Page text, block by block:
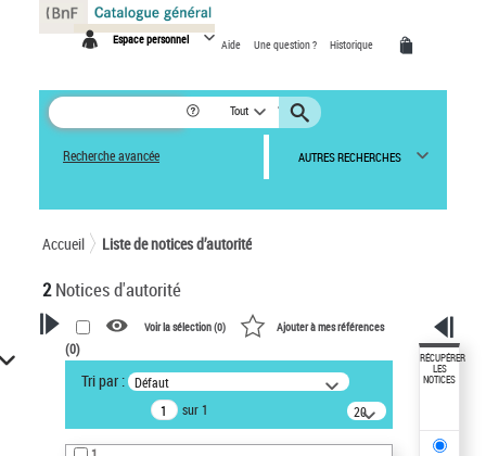
Espace personnel Aide Une question ? Historique
Tout
Recherche avancée AUTRES RECHERCHES
Accueil Liste de notices d’autorité
2Notices d'autorité
VOTRE RECHERCHE
Recherche avancée dans les
notices d’autorité
Œuvres liées à l'auteur :
Voir la sélection (0) Ajouter à mes références
(0)
Tri par : Défaut
sur 1
20
résultats/page
RÉCUPÉRER
LES
NOTICES
Panneau de gestion des cookies